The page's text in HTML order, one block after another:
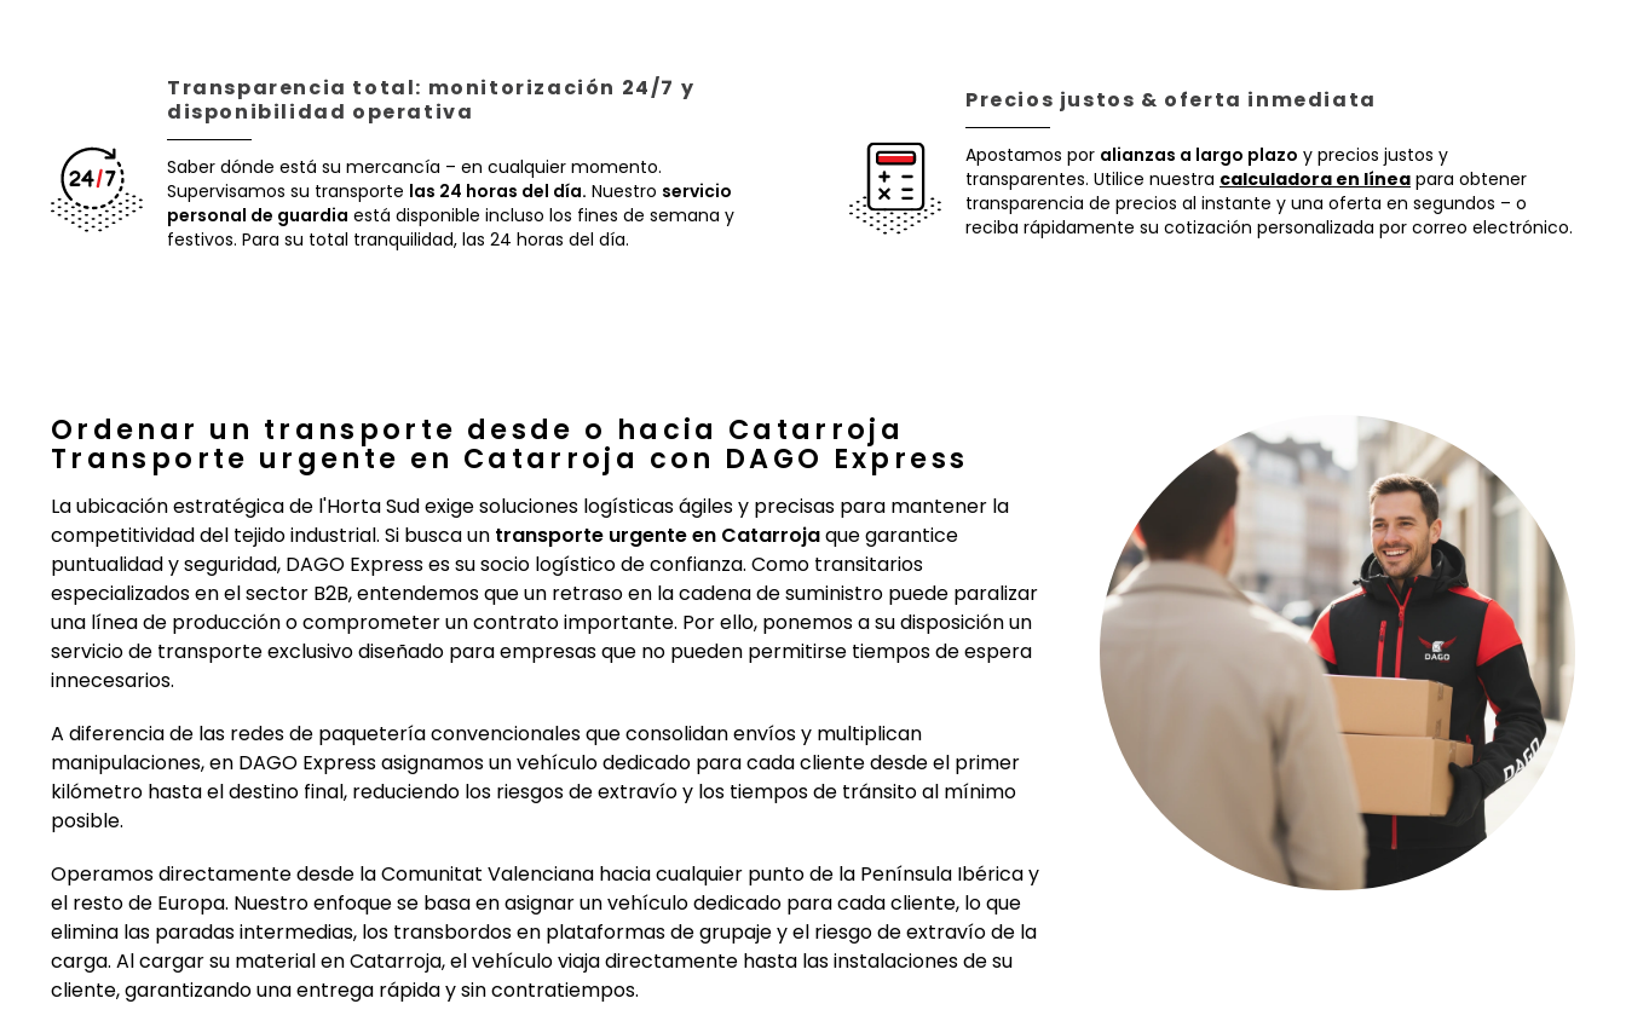
Transparencia total: monitorización 24/7 y
disponibilidad operativa
Saber dónde está su mercancía – en cualquier momento.
Supervisamos su transporte las 24 horas del día. Nuestro servicio
personal de guardia está disponible incluso los fines de semana y
festivos. Para su total tranquilidad, las 24 horas del día.
Precios justos & oferta inmediata
Apostamos por alianzas a largo plazo y precios justos y
transparentes. Utilice nuestra calculadora en línea para obtener
transparencia de precios al instante y una oferta en segundos – o
reciba rápidamente su cotización personalizada por correo electrónico.
Ordenar un transporte desde o hacia Catarroja
Transporte urgente en Catarroja con DAGO Express
La ubicación estratégica de l'Horta Sud exige soluciones logísticas ágiles y precisas para mantener la
competitividad del tejido industrial. Si busca un transporte urgente en Catarrojaque garantice
puntualidad y seguridad, DAGO Express es su socio logístico de confianza. Como transitarios
especializados en el sector B2B, entendemos que un retraso en la cadena de suministro puede paralizar
una línea de producción o comprometer un contrato importante. Por ello, ponemos a su disposición un
servicio de transporte exclusivo diseñado para empresas que no pueden permitirse tiempos de espera
innecesarios.
A diferencia de las redes de paquetería convencionales que consolidan envíos y multiplican
manipulaciones, en DAGO Express asignamos un vehículo dedicado para cada cliente desde el primer
kilómetro hasta el destino final, reduciendo los riesgos de extravío y los tiempos de tránsito al mínimo
posible.
Operamos directamente desde la Comunitat Valenciana hacia cualquier punto de la Península Ibérica y
el resto de Europa. Nuestro enfoque se basa en asignar un vehículo dedicado para cada cliente, lo que
elimina las paradas intermedias, los transbordos en plataformas de grupaje y el riesgo de extravío de la
carga. Al cargar su material en Catarroja, el vehículo viaja directamente hasta las instalaciones de su
cliente, garantizando una entrega rápida y sin contratiempos.